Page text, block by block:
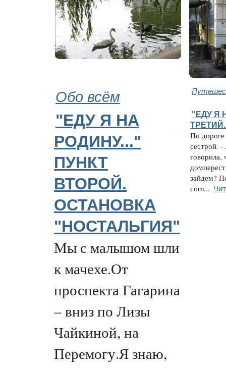
Обо всём
"ЕДУ Я НА
РОДИНУ..."
ПУНКТ
ВТОРОЙ.
ОСТАНОВКА
"НОСТАЛЬГИЯ"
Мы с малышом шли
к мачехе.От
проспекта Гагарина
– вниз по Лизы
Чайкиной, на
Перемогу.Я знаю,
"ЕДУ Я
По дороге
сестрой.
говорила,
зайдем?
согл...